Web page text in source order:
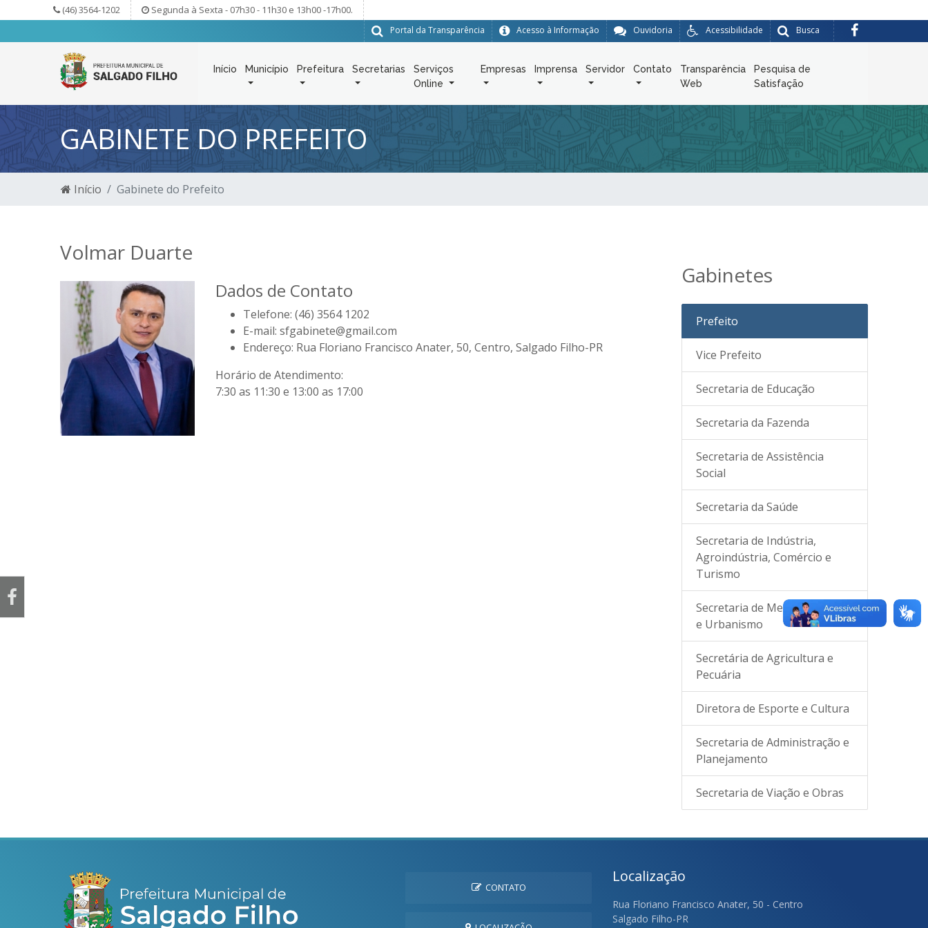
(46) 3564-1202 Segunda à Sexta - 07h30 - 11h30 e 13h00 -17h00.
Busca
Acessibilidade
Ouvidoria
Acesso à Informação
Portal da Transparência
Início Município Prefeitura Secretarias
Serviços
Online
Empresas Imprensa Servidor Contato
Transparência
Web
Pesquisa de
Satisfação
GABINETE DO PREFEITO
Início Gabinete do Prefeito
Volmar Duarte
Dados de Contato
Telefone: (46) 3564 1202
E-mail: sfgabinete@gmail.com
Endereço: Rua Floriano Francisco Anater, 50, Centro, Salgado Filho-PR
Horário de Atendimento:
7:30 as 11:30 e 13:00 as 17:00
Gabinetes
Prefeito
Vice Prefeito
Secretaria de Educação
Secretaria da Fazenda
Secretaria de Assistência
Social
Secretaria da Saúde
Secretaria de Indústria,
Agroindústria, Comércio e
Turismo
Secretaria de Meio Ambiente
e Urbanismo
Secretária de Agricultura e
Pecuária
Diretora de Esporte e Cultura
Secretaria de Administração e
Planejamento
Secretaria de Viação e Obras
CONTATO
Localização
Rua Floriano Francisco Anater, 50 - Centro
Salgado Filho-PR